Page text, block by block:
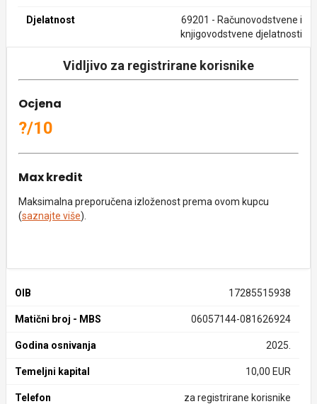
Djelatnost
69201 - Računovodstvene i
knjigovodstvene djelatnosti
Vidljivo za registrirane korisnike
Ocjena
?/10
Max kredit
Maksimalna preporučena izloženost prema ovom kupcu
(saznajte više).
OIB 17285515938
Matični broj - MBS 06057144-081626924
Godina osnivanja 2025.
Temeljni kapital 10,00 EUR
Telefon za registrirane korisnike